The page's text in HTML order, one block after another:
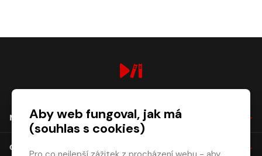
NÁKUP
O SPOLEČNOSTI
Aby web fungoval, jak má
(souhlas s cookies)